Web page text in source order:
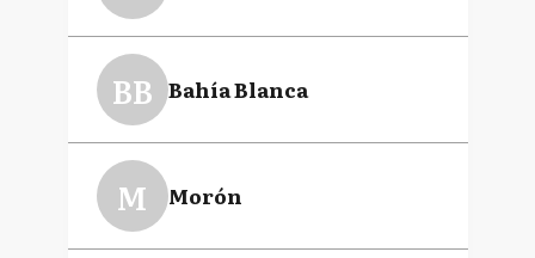
BB Bahía Blanca
M Morón